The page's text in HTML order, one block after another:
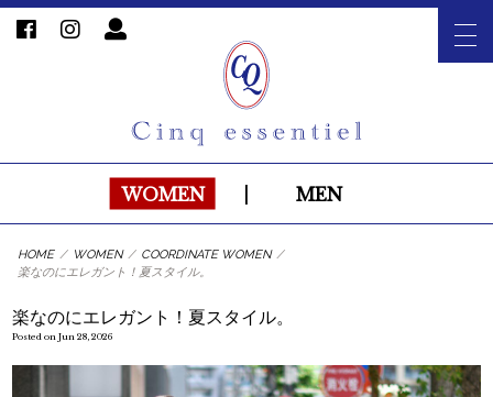
WOMEN MEN
HOME / WOMEN / COORDINATE WOMEN /
楽なのにエレガント！夏スタイル。
楽なのにエレガント！夏スタイル。
Posted on Jun 28, 2026